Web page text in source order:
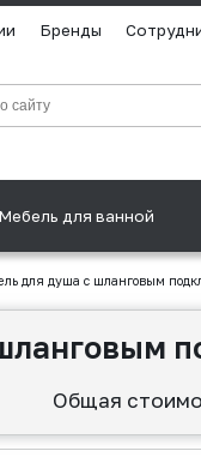
Бренды
Мебель для ванной
для душа с шланговым
Общая